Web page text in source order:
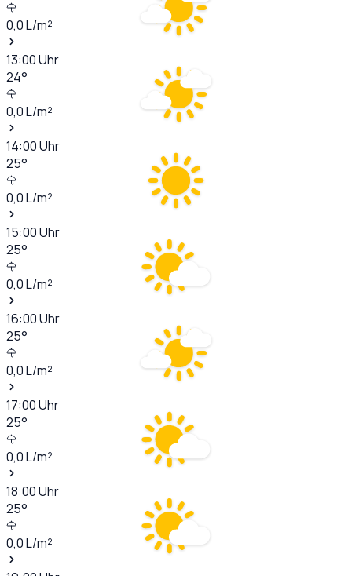
0,0L/m²
13:00Uhr
24°
0,0L/m²
14:00Uhr
25°
0,0L/m²
15:00Uhr
25°
0,0L/m²
16:00Uhr
25°
0,0L/m²
17:00Uhr
25°
0,0L/m²
18:00Uhr
25°
0,0L/m²